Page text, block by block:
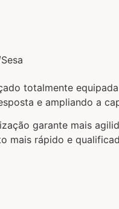
totalmente
e ampliando a
garante mais
mais rápido e